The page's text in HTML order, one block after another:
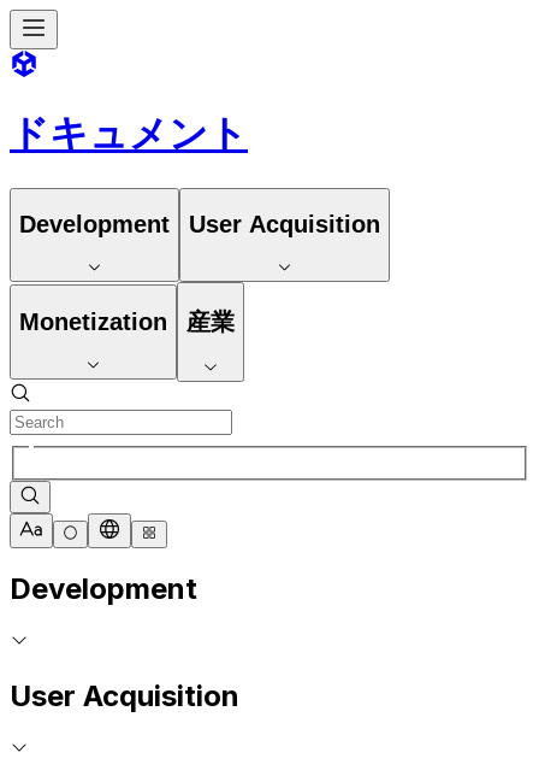
ドキュメント
Development User Acquisition
Monetization 産業
Development
User Acquisition